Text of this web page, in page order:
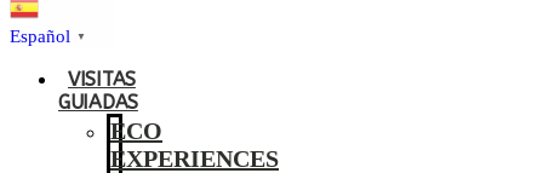
Español ▼
VISITAS
GUIADAS
ECO
EXPERIENCES